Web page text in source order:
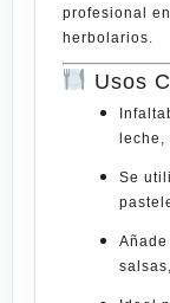
profesional en
herbolarios
Usos
leche,
Se